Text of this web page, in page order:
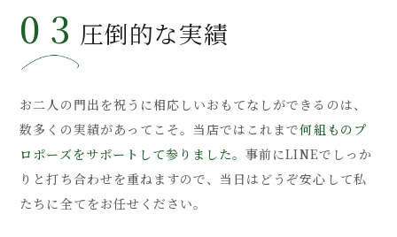
03 圧倒的な実績
お二人の門出を祝うに相応しいおもてなしができるのは、
数多くの実績があってこそ。 当店ではこれまで何組ものプ
ロポーズをサポートして参りました。事前にLINEでしっか
りと打ち合わせを重ねますので、当日はどうぞ安心して私
たちに全てをお任せください。